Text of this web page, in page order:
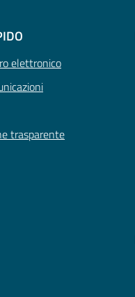
elettronico
trasparente